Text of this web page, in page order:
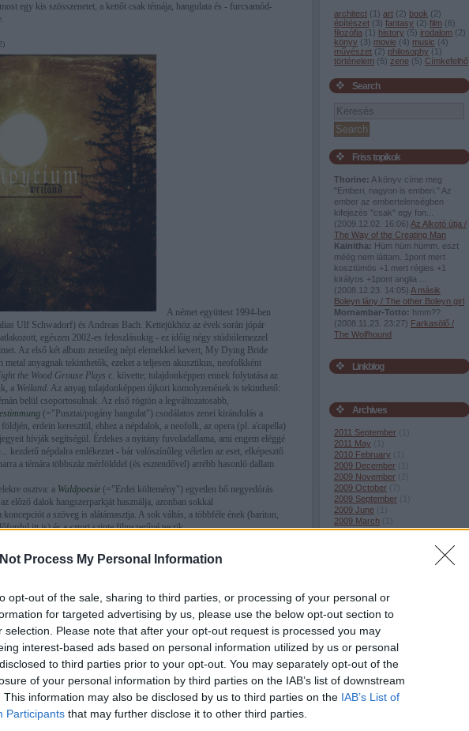
Process My Personal Information
opt-out of the sale, sharing to third parties, or processing of your personal or
for targeted advertising by us, please use the below opt-out section to
selection. Please note that after your opt-out request is processed you may
interest-based ads based on personal information utilized by us or personal
to third parties prior to your opt-out. You may separately opt-out of the
of your personal information by third parties on the IAB’s list of downstream
This information may also be disclosed by us to third parties on the IAB’s List of
Participants that may further disclose it to other third parties.
architect (1 ) art (2) book (2)
építészet (3) fantasy (2) film (6)
filozófia (1 ) history (5) irodalom (2)
könyv (3) movie (4) music (4)
művészet (2) philosophy (1 )
történelem (5) zene (5) Címkefelhő
Search
Friss topikok
Thorine: A könyv címe meg
"Emberi, nagyon is emberi." Az
ember az embertelenségben
kifejezés "csak" egy fon...
(2009.12.02. 16:06) Az Alkotó útja /
The Way of the Creating Man
Kainitha: Hüm hüm hümm. eszt
méég nem láttam. 1pont mert
kosztümös +1 mert régies +1
királyos +1pont anglia ...
(2008.12.23. 14:05) A másik
Boleyn lány / The other Boleyn girl
Mornambar-Totto: hmm??
(2008.11.23. 23:27) Farkasölő /
The Wolfhound
Linkblog
Archives
2011 September
2011 May
2010 February
2009 December
2009 November
2009 October
2009 September
2009 June
2009 March
2009 January (2)
Feedek
RSS 2.0
posts comments
posts ,comments
egy kis szösszenetet, a kettőt csak témája, hangulata és - furcsamód-
A német együttest 1994-ben
Ulf Schwadorf) és Andreas Bach. Kettejükhöz az évek során jópár
egészen 2002-es feloszlásukig - ez időig négy stúdiólemezzel
Az első két album zeneileg népi elemekkel kevert, My Dying Bride
metal anyagnak tekinthetők, ezeket a teljesen akusztikus, neofolkként
the Wood Grouse Plays c. követte; tulajdonképpen ennek folytatása az
a Weiland. Az anyag tulajdonképpen újkori komolyzenének is tekinthető:
belül csoportosulnak. Az első rögtön a legváltozatosabb,
(="Pusztai/pogány hangulat") csodálatos zenei kirándulás a
erdein keresztül, ehhez a népdalok, a neofolk, az opera (pl. a'capella)
hívják segítségül. Érdekes a nyitány fuvoladallama, ami engem eléggé
kezdetű népdalra emlékeztet - bár valószínűleg véletlen az eset, elképesztő
a témára többszáz mérfölddel (és esztendővel) arrébb hasonló dallam
osztva: a Waldpoesie (="Erdei költemény") egyetlen bő negyedórás
előző dalok hangszerparkját használja, azonban sokkal
a szöveg is alátámasztja. A sok váltás, a többféle ének (bariton,
itt is) és a sztori szinte filmszerűvé teszik.
melyet uj hangszer: a zongora dob fel. Lassú, elgondolkodtató
a Nix tavába fullad a mű, mi pedig a másik oldalon ébredünk fel...
a Weiland dalait áthatja a mai napig áthatja. Bár fentebb úgy tűnhet, a
a mű, erről szó nincs: a pár sornyi károgó ének csak szinesítésként van
akik nincsenek kibékülve a fémesebb zenékkel.
?d=0UQJCFAI